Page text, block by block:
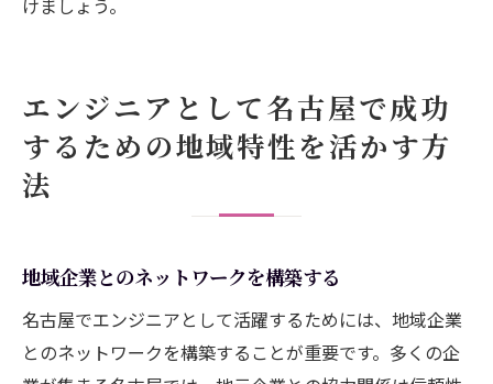
エンジニアとして名古屋で成功
するための地域特性を活かす方
法
地域企業とのネットワークを構築する
名古屋でエンジニアとして活躍するためには、地域企業
とのネットワークを構築することが重要です。多くの企